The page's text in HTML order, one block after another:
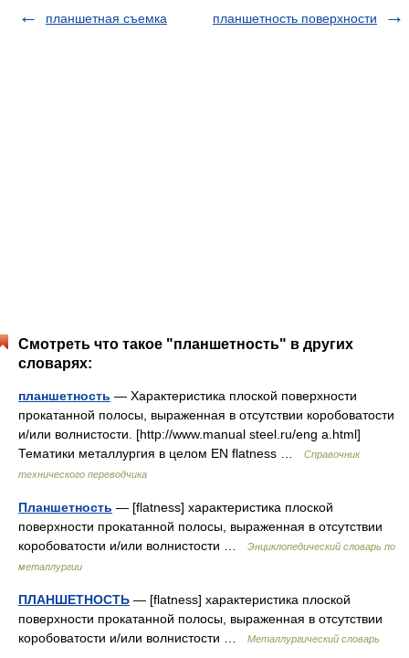
планшетная съемка
планшетность поверхности
Смотреть что такое "планшетность" в других
словарях:
планшетность — Характеристика плоской поверхности
прокатанной полосы, выраженная в отсутствии коробоватости
и/или волнистости. [http://www.manual steel.ru/eng a.html]
Тематики металлургия в целом EN flatness …
Справочник
технического переводчика
Планшетность — [flatness] характеристика плоской
поверхности прокатанной полосы, выраженная в отсутствии
коробоватости и/или волнистости …
Энциклопедический словарь по
металлургии
ПЛАНШЕТНОСТЬ — [flatness] характеристика плоской
поверхности прокатанной полосы, выраженная в отсутствии
коробоватости и/или волнистости …
Металлургический словарь